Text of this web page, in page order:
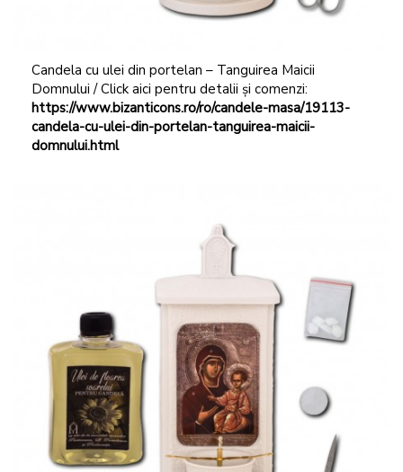
Candela cu ulei din portelan – Tanguirea Maicii
Domnului / Click aici pentru detalii și comenzi:
https://www.bizanticons.ro/ro/candele-masa/19113-
candela-cu-ulei-din-portelan-tanguirea-maicii-
domnului.html